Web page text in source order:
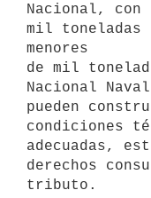
Nacional, con
mil toneladas
menores
de mil
Nacional
pueden
condiciones
adecuadas,
derechos